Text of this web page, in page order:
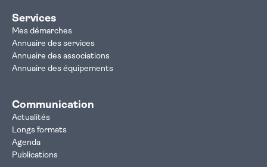
Services
Mes démarches
Annuaire des services
Annuaire des associations
Annuaire des équipements
Communication
Actualités
Longs formats
Agenda
Publications